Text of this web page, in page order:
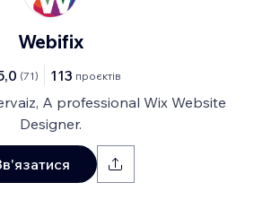
Webifix
(71) 113 проєктів
A professional Wix Website
Designer.